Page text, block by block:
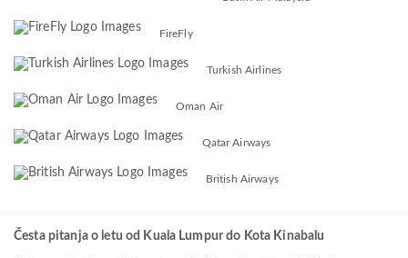
FireFly
Turkish Airlines
Oman Air
Qatar Airways
British Airways
Česta pitanja o letu od Kuala Lumpur do Kota Kinabalu